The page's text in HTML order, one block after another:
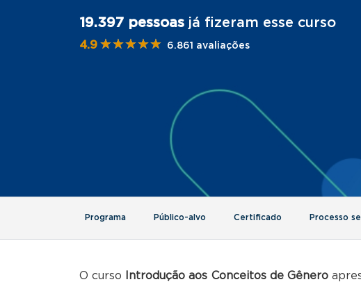
19.397 pessoas já fizeram esse curso
4.9 ★★★★★
★★★★★ 6.861 avaliações
Programa Público-alvo Certificado Processo
O curso Introdução aos Conceitos de Gênero